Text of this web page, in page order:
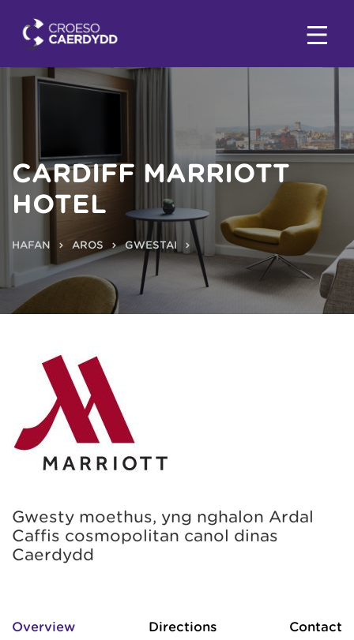
CARDIFF MARRIOTT
HOTEL
HAFAN AROS GWESTAI
Gwesty moethus, yng nghalon Ardal
Caffis cosmopolitan canol dinas
Caerdydd
Overview Directions Contact